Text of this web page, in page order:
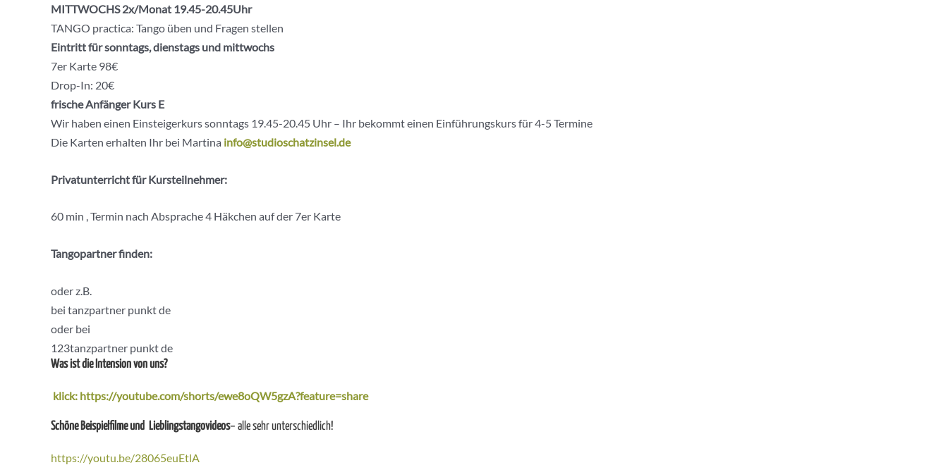
MITTWOCHS 2x/Monat 19.45-20.45Uhr
TANGO practica: Tango üben und Fragen stellen
Eintritt für sonntags, dienstags und mittwochs
7er Karte 98€
Drop-In: 20€
frische Anfänger Kurs E
Wir haben einen Einsteigerkurs sonntags 19.45-20.45 Uhr – Ihr bekommt einen Einführungskurs für 4-5 Termine
Die Karten erhalten Ihr bei Martina info@studioschatzinsel.de
Privatunterricht für Kursteilnehmer:
60 min , Termin nach Absprache 4 Häkchen auf der 7er Karte
Tangopartner finden:
oder z.B.
bei tanzpartner punkt de
oder bei
123tanzpartner punkt de
Was ist die Intension von uns?
klick: https://youtube.com/shorts/ewe8oQW5gzA?feature=share
Schöne Beispielfilme und Lieblingstangovideos– alle sehr unterschiedlich!
https://youtu.be/28065euEtlA